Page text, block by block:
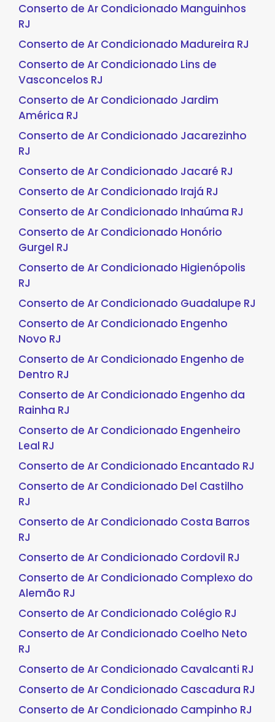
Conserto de Ar Condicionado Manguinhos
RJ
Conserto de Ar Condicionado Madureira RJ
Conserto de Ar Condicionado Lins de
Vasconcelos RJ
Conserto de Ar Condicionado Jardim
América RJ
Conserto de Ar Condicionado Jacarezinho
RJ
Conserto de Ar Condicionado Jacaré RJ
Conserto de Ar Condicionado Irajá RJ
Conserto de Ar Condicionado Inhaúma RJ
Conserto de Ar Condicionado Honório
Gurgel RJ
Conserto de Ar Condicionado Higienópolis
RJ
Conserto de Ar Condicionado Guadalupe RJ
Conserto de Ar Condicionado Engenho
Novo RJ
Conserto de Ar Condicionado Engenho de
Dentro RJ
Conserto de Ar Condicionado Engenho da
Rainha RJ
Conserto de Ar Condicionado Engenheiro
Leal RJ
Conserto de Ar Condicionado Encantado RJ
Conserto de Ar Condicionado Del Castilho
RJ
Conserto de Ar Condicionado Costa Barros
RJ
Conserto de Ar Condicionado Cordovil RJ
Conserto de Ar Condicionado Complexo do
Alemão RJ
Conserto de Ar Condicionado Colégio RJ
Conserto de Ar Condicionado Coelho Neto
RJ
Conserto de Ar Condicionado Cavalcanti RJ
Conserto de Ar Condicionado Cascadura RJ
Conserto de Ar Condicionado Campinho RJ